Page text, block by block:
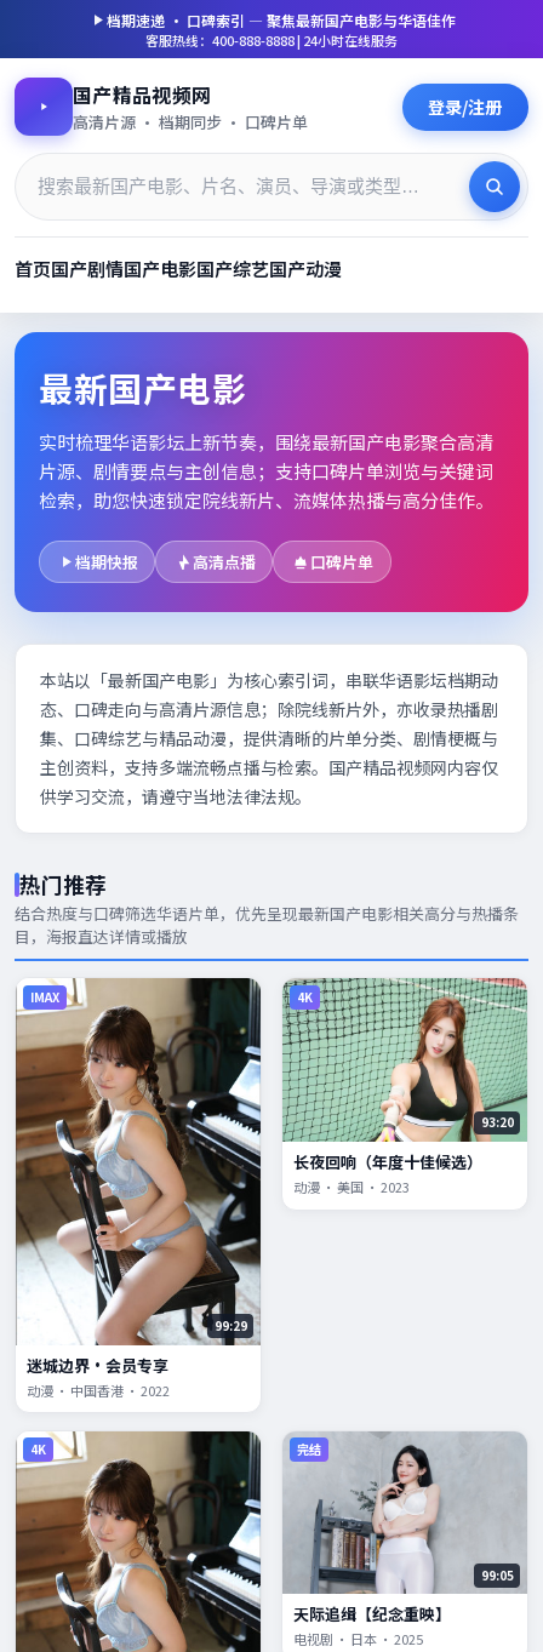
档期速递 · 口碑索引 — 聚焦最新国产电影与华语佳作
客服热线：400-888-8888 | 24小时在线服务
国产精品视频网
高清片源 · 档期同步 · 口碑片单
登录/注册
首页国产剧情国产电影国产综艺国产动漫
最新国产电影_高清片单档期
最新国产电影
实时梳理华语影坛上新节奏，围绕最新国产电影聚合高清
片源、剧情要点与主创信息；支持口碑片单浏览与关键词
检索，助您快速锁定院线新片、流媒体热播与高分佳作。
档期快报 高清点播 口碑片单
本站以「最新国产电影」为核心索引词，串联华语影坛档期动
态、口碑走向与高清片源信息；除院线新片外，亦收录热播剧
集、口碑综艺与精品动漫，提供清晰的片单分类、剧情梗概与
主创资料，支持多端流畅点播与检索。国产精品视频网内容仅
供学习交流，请遵守当地法律法规。
热门推荐
结合热度与口碑筛选华语片单，优先呈现最新国产电影相关高分与热播条
目，海报直达详情或播放
IMAX
99:29
迷城边界·会员专享
动漫 · 中国香港 · 2022
4K
93:20
长夜回响（年度十佳候选）
动漫 · 美国 · 2023
4K 完结
99:05
天际追缉【纪念重映】
电视剧 · 日本 · 2025